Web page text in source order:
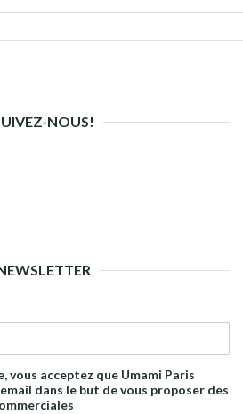
NOUS!
vous acceptez que Umami Paris
dans le but de vous proposer des